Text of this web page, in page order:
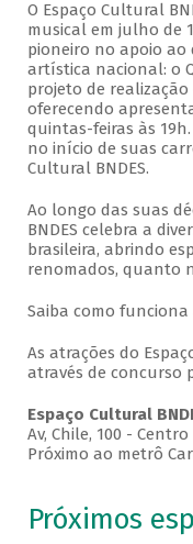
O Espaço Cultural
musical em julho de
pioneiro no apoio
artística nacional: o
projeto de
oferecendo
quintas-feiras às
no início de suas
Cultural BNDES.
Ao longo das suas
BNDES celebra a
brasileira, abrindo
renomados, quanto
Saiba como funciona
As atrações do
através de concurso
Espaço Cultural
Av, Chile, 100 - Centro
Próximo ao metrô
Próximos